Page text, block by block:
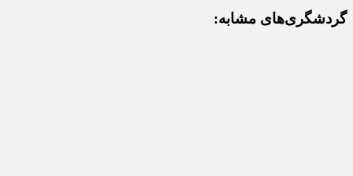
گردشگری‌های مشابه: